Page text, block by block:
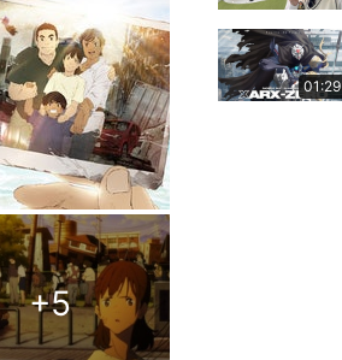
+5
01:29